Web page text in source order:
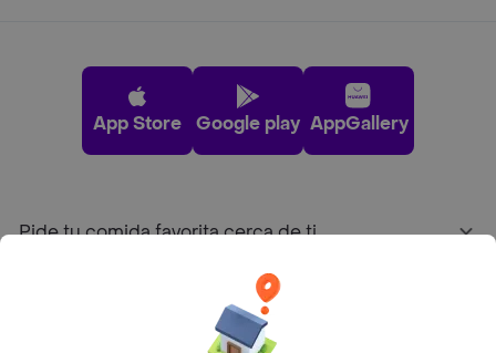
App Store Google play AppGallery
Pide tu comida favorita cerca de ti